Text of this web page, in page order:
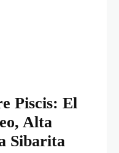
Piscis: El
Alta
Sibarita